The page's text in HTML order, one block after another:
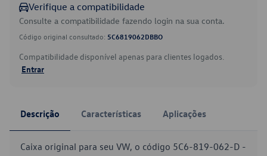
Verifique a compatibilidade
Consulte a compatibilidade fazendo login na sua conta.
Código original consultado: 5C6819062DBBO
Compatibilidade disponível apenas para clientes logados.
Entrar
Descrição Características Aplicações
Caixa original para seu VW, o código 5C6-819-062-D -